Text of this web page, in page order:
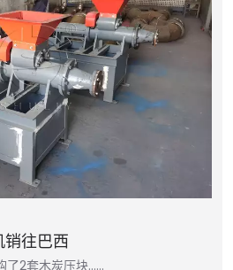
往巴西
了2套木炭压块……